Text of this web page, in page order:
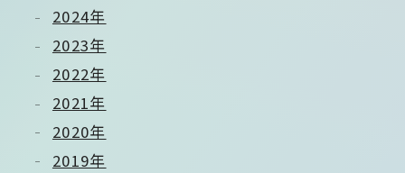
2024年
2023年
2022年
2021年
2020年
2019年